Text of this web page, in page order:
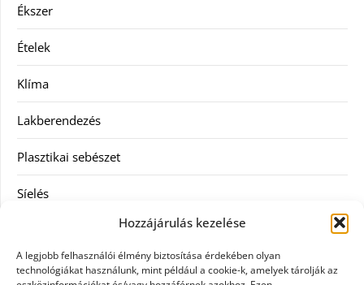
Hozzájárulás kezelése
A legjobb felhasználói élmény biztosítása érdekében olyan
technológiákat használunk, mint például a cookie-k, amelyek tárolják az
Ékszer
Ételek
Klíma
Lakberendezés
Plasztikai sebészet
Síelés
Táskák